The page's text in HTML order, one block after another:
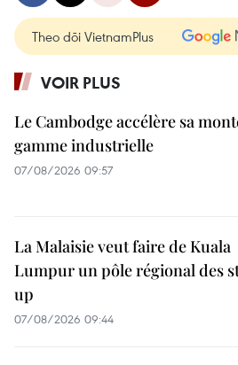
Theo dõi VietnamPlus
VOIR PLUS
Le Cambodge accélère sa
gamme industrielle
07/08/2026 09:57
La Malaisie veut faire de Kuala
Lumpur un pôle régional des
up
07/08/2026 09:44